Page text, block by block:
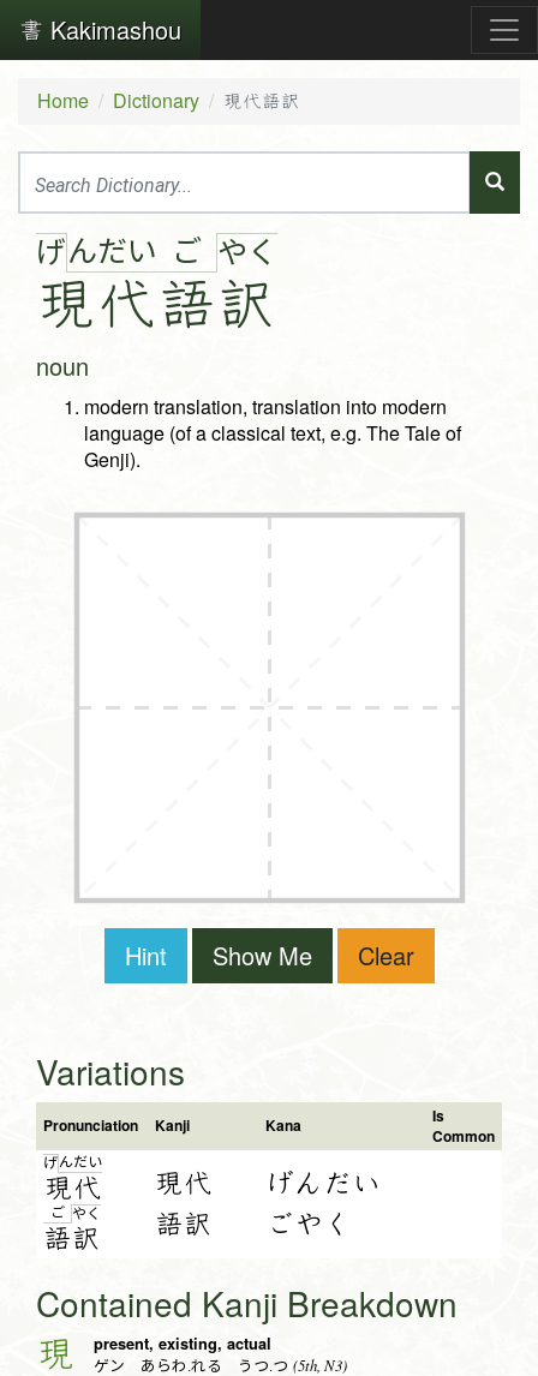
Kakimashou
Home Dictionary 現代語訳
げん
現
だい
代
ご
語
や く
訳
noun
modern translation, translation into modern
language (of a classical text, e.g. The Tale of
Genji).
Hint Show Me Clear
Variations
Pronunciation Kanji Kana
Is
Common
げん
現
だ い
代
ご
語
や く
訳
現代
語訳
げんだい
ごやく
Contained Kanji Breakdown
現 present, existing, actual
ゲン あらわ.れる うつ.つ (5th, N3)